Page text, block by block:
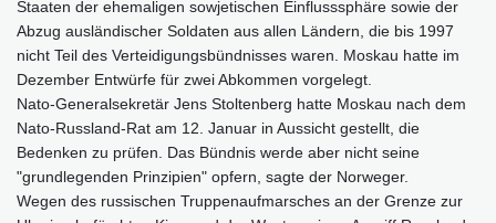
Staaten der ehemaligen sowjetischen Einflusssphäre sowie der
Abzug ausländischer Soldaten aus allen Ländern, die bis 1997
nicht Teil des Verteidigungsbündnisses waren. Moskau hatte im
Dezember Entwürfe für zwei Abkommen vorgelegt.
Nato-Generalsekretär Jens Stoltenberg hatte Moskau nach dem
Nato-Russland-Rat am 12. Januar in Aussicht gestellt, die
Bedenken zu prüfen. Das Bündnis werde aber nicht seine
"grundlegenden Prinzipien" opfern, sagte der Norweger.
Wegen des russischen Truppenaufmarsches an der Grenze zur